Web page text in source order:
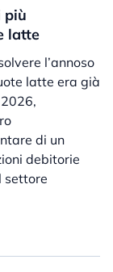
più
latte
l’annoso
latte era già
di un
debitorie
settore